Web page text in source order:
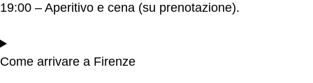
19:00 – Aperitivo e cena (su prenotazione).
Come arrivare a Firenze